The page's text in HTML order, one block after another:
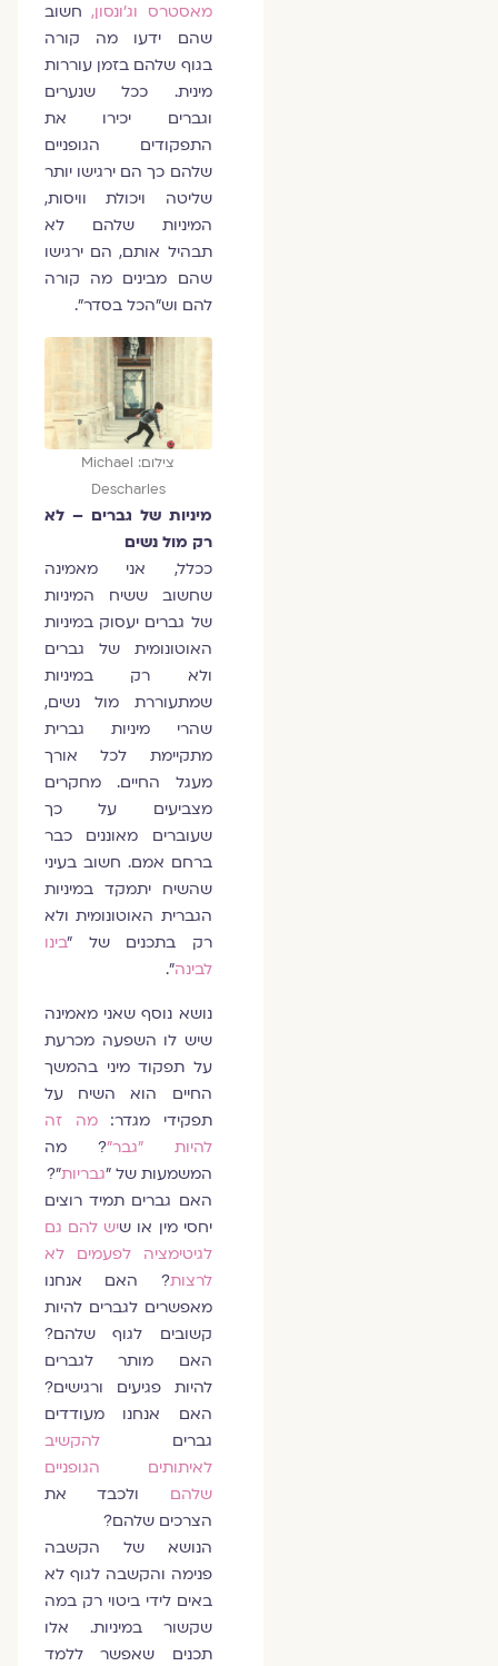
מאסטרס וג'ונסון,חשוב
שהם ידעו מה קורה
בגוף שלהם בזמן עוררות
מינית. ככל שנערים
וגברים יכירו את
התפקודים הגופניים
שלהם כך הם ירגישו יותר
שליטה ויכולת וויסות,
המיניות שלהם לא
תבהיל אותם, הם ירגישו
שהם מבינים מה קורה
להם וש"הכל בסדר".
צילום: Michael
Descharles
מיניות של גברים – לא
רק מול נשים
ככלל, אני מאמינה
שחשוב ששיח המיניות
של גברים יעסוק במיניות
האוטונומית של גברים
ולא רק במיניות
שמתעוררת מול נשים,
שהרי מיניות גברית
מתקיימת לכל אורך
מעגל החיים. מחקרים
מצביעים על כך
שעוברים מאוננים כבר
ברחם אמם. חשוב בעיני
שהשיח יתמקד במיניות
הגברית האוטונומית ולא
רק בתכנים של "
בינו
לבינה".
נושא נוסף שאני מאמינה
שיש לו השפעה מכרעת
על תפקוד מיני בהמשך
החיים הוא השיח על
תפקידי מגדר:
מה זה
להיות "גבר"? מה
המשמעות של "גבריות"?
האם גברים תמיד רוצים
יחסי מין או שיש להם גם
לגיטימציה לפעמים לא
לרצות? האם אנחנו
מאפשרים לגברים להיות
קשובים לגוף שלהם?
האם מותר לגברים
להיות פגיעים ורגישים?
האם אנחנו מעודדים
גברים
להקשיב
לאיתותים הגופניים
שלהםולכבד את
הצרכים שלהם?
הנושא של הקשבה
פנימה והקשבה לגוף לא
באים לידי ביטוי רק במה
שקשור במיניות. אלו
תכנים שאפשר ללמד